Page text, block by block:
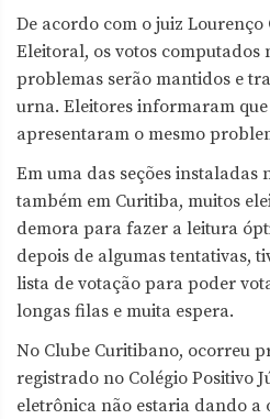
De acordo com o juiz Lourenço
Eleitoral, os votos computados
problemas serão mantidos e
urna. Eleitores informaram
apresentaram o mesmo
Em uma das seções instaladas
também em Curitiba, muitos
demora para fazer a leitura
depois de algumas tentativas,
lista de votação para poder
longas filas e muita espera.
No Clube Curitibano, ocorreu
registrado no Colégio Positivo
eletrônica não estaria dando